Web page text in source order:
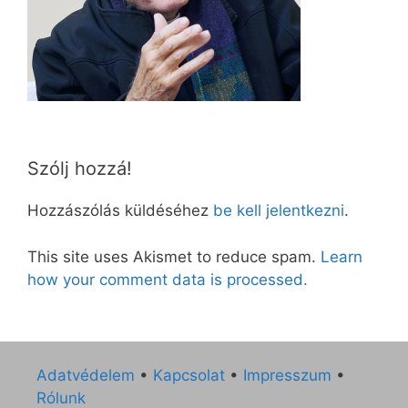
Szólj hozzá!
Hozzászólás küldéséhez be kell jelentkezni.
This site uses Akismet to reduce spam. Learn
how your comment data is processed.
Adatvédelem • Kapcsolat • Impresszum •
Rólunk